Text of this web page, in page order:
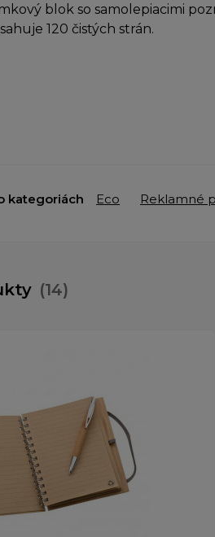
blok so samolepiacimi
120 čistých strán.
kategoriách Eco Reklamné
(14)